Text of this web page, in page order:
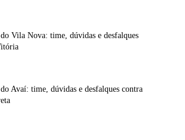
do Vila Nova: time, dúvidas e desfalques
Avaí: time, dúvidas e desfalques contra